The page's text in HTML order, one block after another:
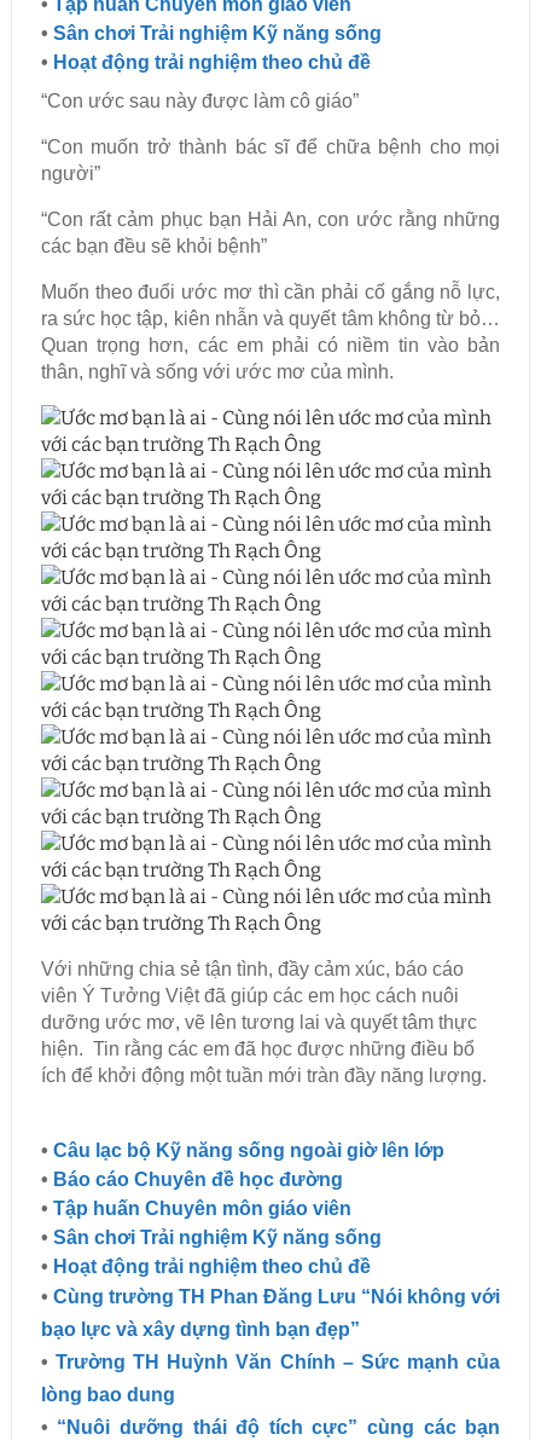
• Tập huấn Chuyên môn giáo viên
• Sân chơi Trải nghiệm Kỹ năng sống
• Hoạt động trải nghiệm theo chủ đề
“Con ước sau này được làm cô giáo”
“Con muốn trở thành bác sĩ để chữa bệnh cho mọi
người”
“Con rất cảm phục bạn Hải An, con ước rằng những
các bạn đều sẽ khỏi bệnh”
Muốn theo đuổi ước mơ thì cần phải cố gắng nỗ lực,
ra sức học tập, kiên nhẫn và quyết tâm không từ bỏ…
Quan trọng hơn, các em phải có niềm tin vào bản
thân, nghĩ và sống với ước mơ của mình.
Với những chia sẻ tận tình, đầy cảm xúc, báo cáo
viên Ý Tưởng Việt đã giúp các em học cách nuôi
dưỡng ước mơ, vẽ lên tương lai và quyết tâm thực
hiện. Tin rằng các em đã học được những điều bổ
ích để khởi động một tuần mới tràn đầy năng lượng.
• Câu lạc bộ Kỹ năng sống ngoài giờ lên lớp
• Báo cáo Chuyên đề học đường
• Tập huấn Chuyên môn giáo viên
• Sân chơi Trải nghiệm Kỹ năng sống
• Hoạt động trải nghiệm theo chủ đề
• Cùng trường TH Phan Đăng Lưu “Nói không với
bạo lực và xây dựng tình bạn đẹp”
• Trường TH Huỳnh Văn Chính – Sức mạnh của
lòng bao dung
• “Nuôi dưỡng thái độ tích cực” cùng các bạn